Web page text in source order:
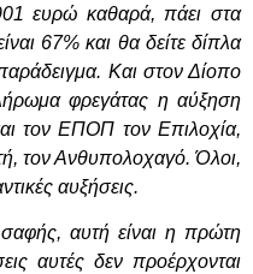
ευρώ καθαρά, πάει στα
67% και θα δείτε δίπλα
Και στον Δίοπο
φρεγάτας η αύξηση
τον ΕΠΟΠ τον Επιλοχία,
τον Ανθυπολοχαγό. Όλοι,
αυξήσεις.
αυτή είναι η πρώτη
αυτές δεν προέρχονται